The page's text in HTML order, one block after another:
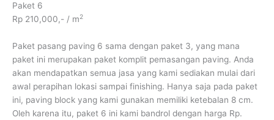
Paket 6
Rp 210,000,- / m2
Paket pasang paving 6 sama dengan paket 3, yang mana
paket ini merupakan paket komplit pemasangan paving. Anda
akan mendapatkan semua jasa yang kami sediakan mulai dari
awal perapihan lokasi sampai finishing. Hanya saja pada paket
ini, paving block yang kami gunakan memiliki ketebalan 8 cm.
Oleh karena itu, paket 6 ini kami bandrol dengan harga Rp.